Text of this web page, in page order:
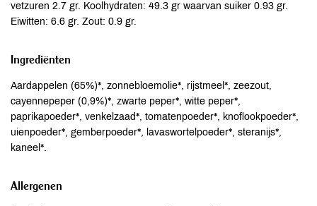
vetzuren 2.7 gr. Koolhydraten: 49.3 gr waarvan suiker 0.93 gr.
Eiwitten: 6.6 gr. Zout: 0.9 gr.
Ingrediënten
Aardappelen (65%)*, zonnebloemolie*, rijstmeel*, zeezout,
cayennepeper (0,9%)*, zwarte peper*, witte peper*,
paprikapoeder*, venkelzaad*, tomatenpoeder*, knoflookpoeder*,
uienpoeder*, gemberpoeder*, lavaswortelpoeder*, steranijs*,
kaneel*.
Allergenen